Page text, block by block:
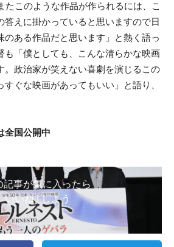
たこのような作品が作られるには、こ
答えに掛かっていると思いますので日
のある作品だと思います」と熱く語っ
も「僕としても、こんな清らかな映画
。政治家が笑えない喜劇を演じるこの
ぐな映画があってもいい」と語り、
全国公開中
記事が気に入ったら
いいね ! しよう